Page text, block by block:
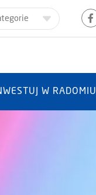
W RADOMIU